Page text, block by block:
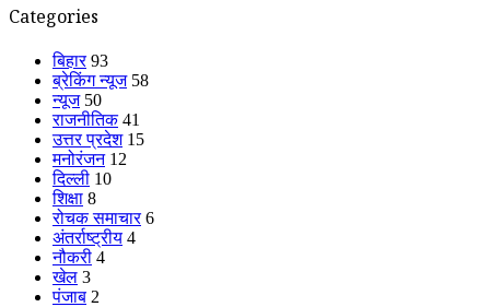
Categories
बिहार 93
ब्रेकिंग न्यूज 58
न्यूज 50
राजनीतिक 41
उत्तर प्रदेश 15
मनोरंजन 12
दिल्ली 10
शिक्षा 8
रोचक समाचार 6
अंतर्राष्ट्रीय 4
नौकरी 4
खेल 3
पंजाब 2